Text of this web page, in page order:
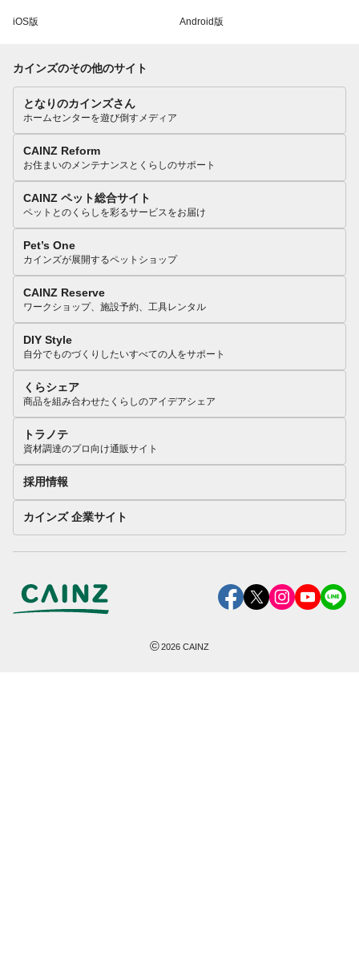
iOS版 Android版
カインズのその他のサイト
となりのカインズさん
ホームセンターを遊び倒すメディア
CAINZ Reform
お住まいのメンテナンスとくらしのサポート
CAINZ ペット総合サイト
ペットとのくらしを彩るサービスをお届け
Pet’s One
カインズが展開するペットショップ
CAINZ Reserve
ワークショップ、施設予約、工具レンタル
DIY Style
自分でものづくりしたいすべての人をサポート
くらシェア
商品を組み合わせたくらしのアイデアシェア
トラノテ
資材調達のプロ向け通販サイト
採用情報
カインズ 企業サイト
©2026 CAINZ